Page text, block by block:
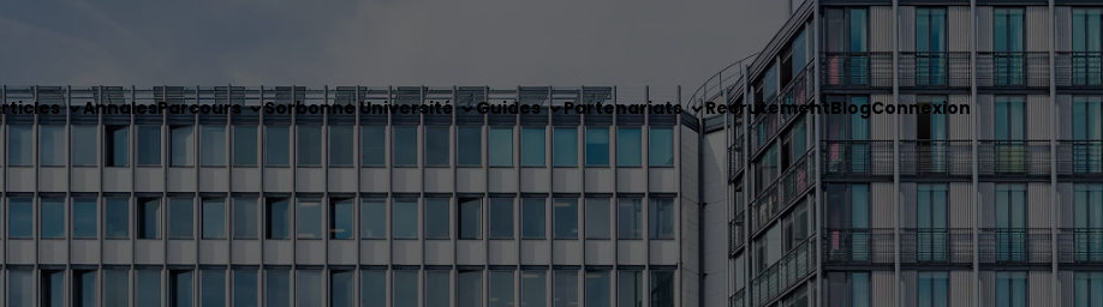
AnnalesParcours Sorbonne Université Guides Partenariats RecrutementBlogConnexion